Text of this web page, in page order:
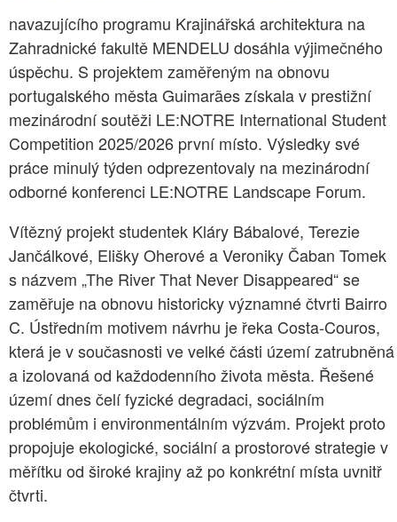
navazujícího programu Krajinářská architektura na
Zahradnické fakultě MENDELU dosáhla výjimečného
úspěchu. S projektem zaměřeným na obnovu
portugalského města Guimarães získala v prestižní
mezinárodní soutěži LE:NOTRE International Student
Competition 2025/2026 první místo. Výsledky své
práce minulý týden odprezentovaly na mezinárodní
odborné konferenci LE:NOTRE Landscape Forum.
Vítězný projekt studentek Kláry Bábalové, Terezie
Jančálkové, Elišky Oherové a Veroniky Čaban Tomek
s názvem „The River That Never Disappeared“ se
zaměřuje na obnovu historicky významné čtvrti Bairro
C. Ústředním motivem návrhu je řeka Costa-Couros,
která je v současnosti ve velké části území zatrubněná
a izolovaná od každodenního života města. Řešené
území dnes čelí fyzické degradaci, sociálním
problémům i environmentálním výzvám. Projekt proto
propojuje ekologické, sociální a prostorové strategie v
měřítku od široké krajiny až po konkrétní místa uvnitř
čtvrti.